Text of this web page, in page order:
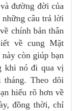
đường đời của
câu trả lời
chính bản thân
về cung Mặt
còn giúp bạn
khi nó đi qua vị
Theo dõi
hiểu rõ hơn về
đồng thời, chỉ